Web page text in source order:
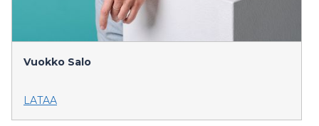
Vuokko Salo
LATAA